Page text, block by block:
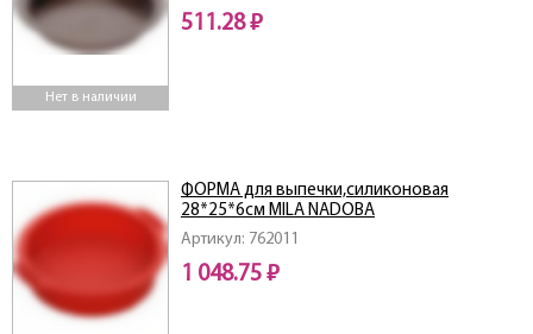
Нет в наличии
511.28 ₽
Артикул: 762011
ФОРМА для выпечки,силиконовая
28*25*6см MILA NADOBA
1 048.75 ₽